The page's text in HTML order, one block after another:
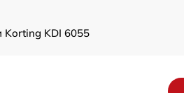
Korting KDI 6055